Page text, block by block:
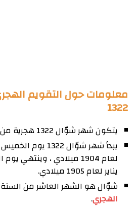
معلومات حول التقويم
1322
يتكون شهر شوّال 1322 هجرية من 29 يوم
يناير لعام 1905 ميلادي.
شوّال هو الشهر العاشر من السنة
الهجري.